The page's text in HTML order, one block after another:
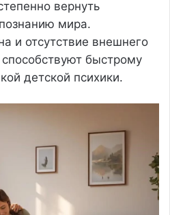
вернуть
мира.
и отсутствие внешнего
быстрому
детской психики.